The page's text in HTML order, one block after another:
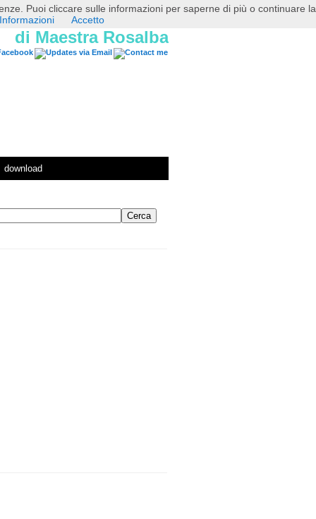
di Maestra Rosalba
download
Puoi cliccare sulle informazioni per saperne di più o continuare la
Accetto